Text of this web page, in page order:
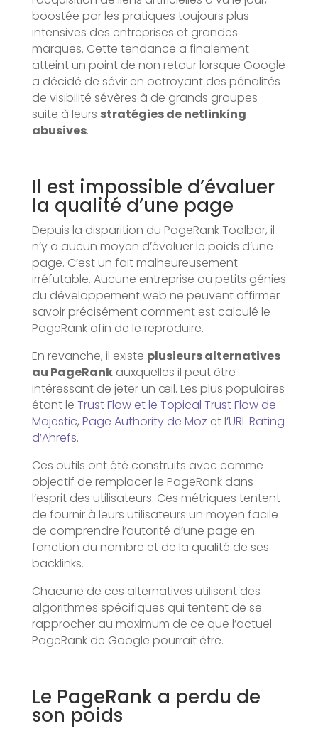
boostée par les pratiques toujours plus
intensives des entreprises et grandes
marques. Cette tendance a finalement
atteint un point de non retour lorsque Google
a décidé de sévir en octroyant des pénalités
de visibilité sévères à de grands groupes
suite à leurs stratégies de netlinking
abusives.
Il est impossible d’évaluer
la qualité d’une page
Depuis la disparition du PageRank Toolbar, il
n’y a aucun moyen d’évaluer le poids d’une
page. C’est un fait malheureusement
irréfutable. Aucune entreprise ou petits génies
du développement web ne peuvent affirmer
savoir précisément comment est calculé le
PageRank afin de le reproduire.
En revanche, il existe plusieurs alternatives
au PageRankauxquelles il peut être
intéressant de jeter un œil. Les plus populaires
étant le Trust Flow et le Topical Trust Flow de
Majestic, Page Authority de Moz et l’URL Rating
d’Ahrefs.
Ces outils ont été construits avec comme
objectif de remplacer le PageRank dans
l’esprit des utilisateurs. Ces métriques tentent
de fournir à leurs utilisateurs un moyen facile
de comprendre l’autorité d’une page en
fonction du nombre et de la qualité de ses
backlinks.
Chacune de ces alternatives utilisent des
algorithmes spécifiques qui tentent de se
rapprocher au maximum de ce que l’actuel
PageRank de Google pourrait être.
Le PageRank a perdu de
son poids